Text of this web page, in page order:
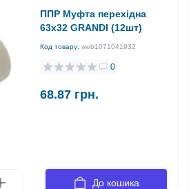
ППР Муфта перехідна
63х32 GRANDI (12шт)
Код товару: web1071041932
0
68.87 грн.
До кошика